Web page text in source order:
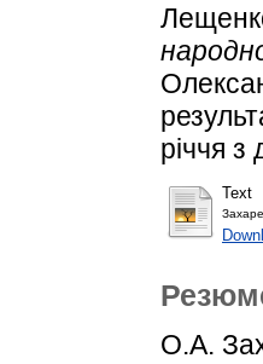
річчя
Text
О.А.